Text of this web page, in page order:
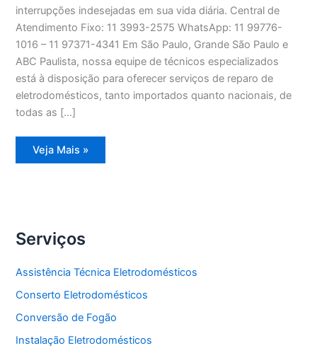
interrupções indesejadas em sua vida diária. Central de
Atendimento Fixo: 11 3993-2575 WhatsApp: 11 99776-
1016 – 11 97371-4341 Em São Paulo, Grande São Paulo e
ABC Paulista, nossa equipe de técnicos especializados
está à disposição para oferecer serviços de reparo de
eletrodomésticos, tanto importados quanto nacionais, de
todas as […]
Reparo
Eletrodomésticos
Veja Mais »
Serviços
Assistência Técnica Eletrodomésticos
Conserto Eletrodomésticos
Conversão de Fogão
Instalação Eletrodomésticos